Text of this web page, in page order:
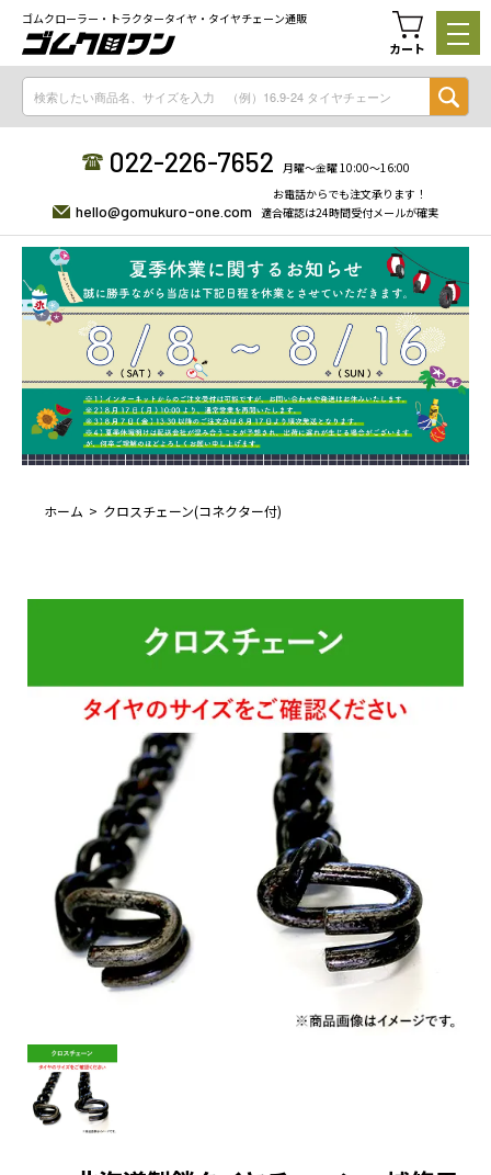
ゴムクローラー・トラクタータイヤ・タイヤチェーン通販
カート
022-226-7652 月曜〜金曜 10:00〜16:00
hello@gomukuro-one.com
お電話からでも注文承ります！
適合確認は24時間受付メールが確実
ホーム クロスチェーン(コネクター付)